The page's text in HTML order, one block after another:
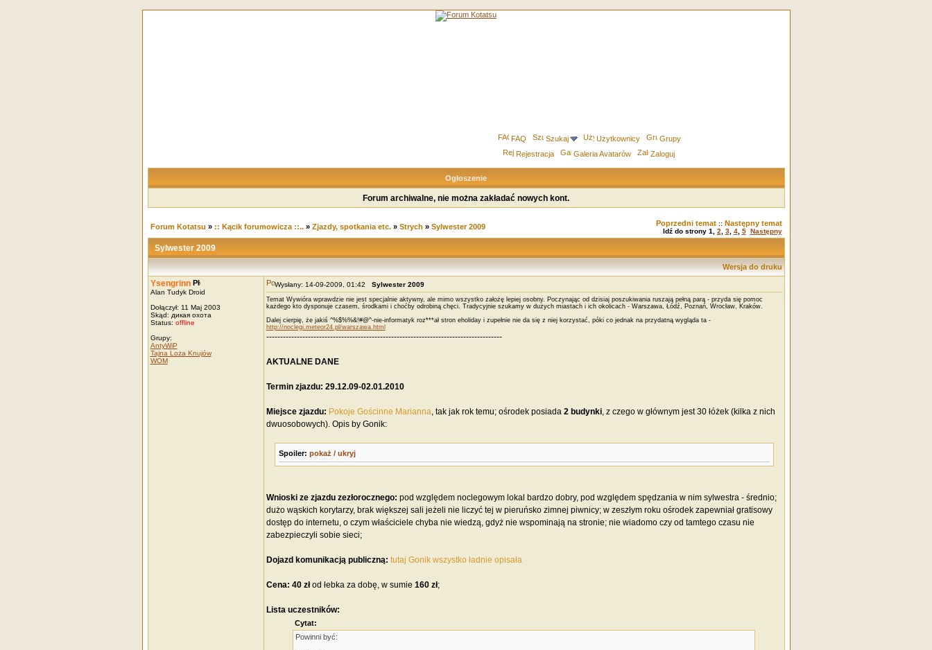
FAQ Szukaj Użytkownicy
Grupy
Rejestracja
Galeria Avatarów Zaloguj
Ogłoszenie
Forum archiwalne, nie można zakładać nowych kont.
Forum Kotatsu » :: Kącik forumowicza ::..» Zjazdy, spotkania etc.» Strych » Sylwester 2009 Poprzedni temat:: Następny temat
Idź do strony 1 2 3, 4, 5 Następny
Sylwester 2009
Wersja do druku
Ysengrinn
Alan Tudyk Droid
Dołączył: 11 Maj 2003
Skąd: дикая охота
Status: offline
Grupy:
AntyWiP
Tajna Loża Knujów
WOM
Wysłany: 14-09-2009, 01:42 Sylwester 2009
Temat Wywióra wprawdzie nie jest specjalnie aktywny, ale mimo wszystko założę lepiej osobny. Poczynając od dzisiaj poszukiwania ruszają pełną parą - przyda się pomoc
każdego kto dysponuje czasem, środkami i choćby odrobiną chęci. Tradycyjnie szukamy w dużych miastach i ich okolicach - Warszawa, Łódź, Poznań, Wrocław, Kraków.
Dalej cierpię, że jakiś ^%$%%&!#@^-nie-informatyk roz***ał stron eholiday i zupełnie nie da się z niej korzystać, póki co jednak na przydatną wygląda ta -
http://noclegi.meteor24.pl/warszawa.html
-------------------------------------------------------------------------------------
AKTUALNE DANE
Termin zjazdu: 29.12.09-02.01.2010
Miejsce zjazdu: Pokoje Gościnne Marianna, tak jak rok temu; ośrodek posiada 2 budynki, z czego w głównym jest 30 łóżek (kilka z nich
dwuosobowych). Opis by Gonik:
Spoiler: pokaż / ukryj
Wnioski ze zjazdu zezłorocznego: pod względem noclegowym lokal bardzo dobry, pod względem spędzania w nim sylwestra - średnio;
dużo wąskich korytarzy, brak większej sali jeżeli nie liczyć tej w pieruńsko zimnej piwnicy; w zeszłym roku ośrodek zapewniał gratisowy
dostęp do internetu, o czym właściciele chyba nie wiedzą, gdyż nie wspominają na stronie; nie wiadomo czy od tamtego czasu nie
zabezpieczyli sobie sieci;
Dojazd komunikacją publiczną: tutaj Gonik wszystko ładnie opisała
Cena: 40 złod łebka za dobę, w sumie 160 zł;
Lista uczestników:
Cytat:
Powinni być: